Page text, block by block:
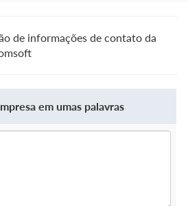
de informações de contato da
em umas palavras